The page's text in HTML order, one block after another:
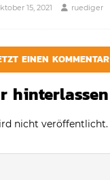
15, 2021 ruediger
EINEN KOMMENTAR
hinterlassen
nicht veröffentlicht.